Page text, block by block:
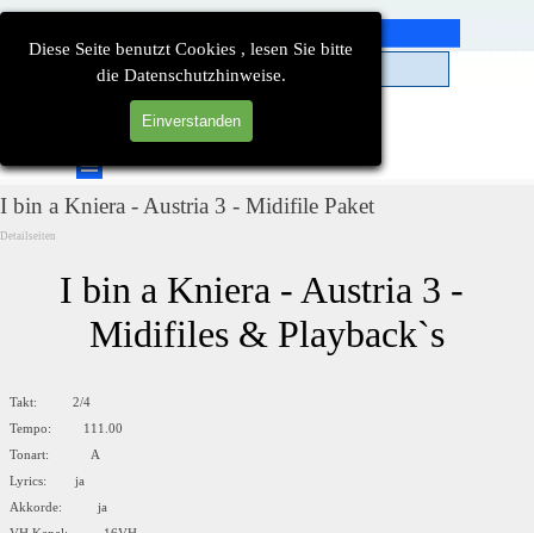
Diese Seite benutzt Cookies , lesen Sie bitte
die Datenschutzhinweise.
Einverstanden
Direkt zum Seiteninhalt
Menü überspringen
I bin a Kniera - Austria 3 - Midifile Paket
Detailseiten
I bin a Kniera - Austria 3 -
Midifiles & Playback`s
Takt: 2/4
Tempo: 111.00
Tonart: A
Lyrics: ja
Akkorde: ja